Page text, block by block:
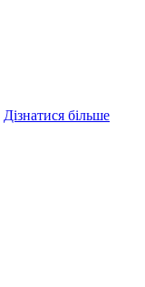
Дізнатися більше